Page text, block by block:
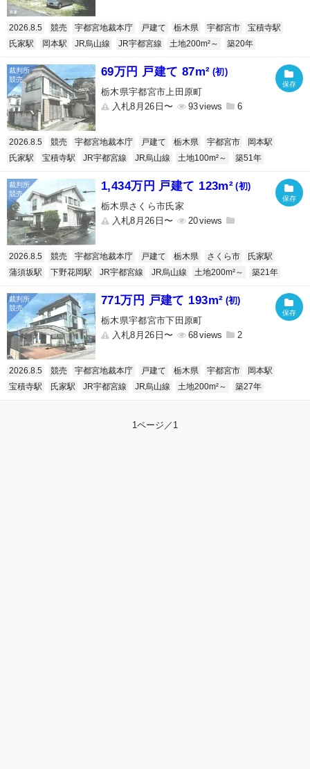
2026.8.5 競売 宇都宮地裁本庁 戸建て 栃木県 宇都宮市
宝積寺駅
氏家駅
岡本駅 JR烏山線 JR宇都宮線 土地200m²～ 築20年
69万円 戸建て 87m² (初)
栃木県宇都宮市上田原町
入札8月26日〜
93 6
2026.8.5 競売 宇都宮地裁本庁 戸建て 栃木県 宇都宮市
岡本駅
氏家駅
宝積寺駅 JR宇都宮線 JR烏山線 土地100m²～ 築51年
1,434万円 戸建て 123m² (初)
栃木県さくら市氏家
入札8月26日〜
20
2026.8.5 競売 宇都宮地裁本庁 戸建て 栃木県 さくら市
氏家駅
蒲須坂駅
下野花岡駅 JR宇都宮線 JR烏山線 土地200m²～ 築21年
771万円 戸建て 193m² (初)
栃木県宇都宮市下田原町
入札8月26日〜
68 2
2026.8.5 競売 宇都宮地裁本庁 戸建て 栃木県 宇都宮市
岡本駅
宝積寺駅
氏家駅 JR宇都宮線 JR烏山線 土地200m²～ 築27年
1ページ／1